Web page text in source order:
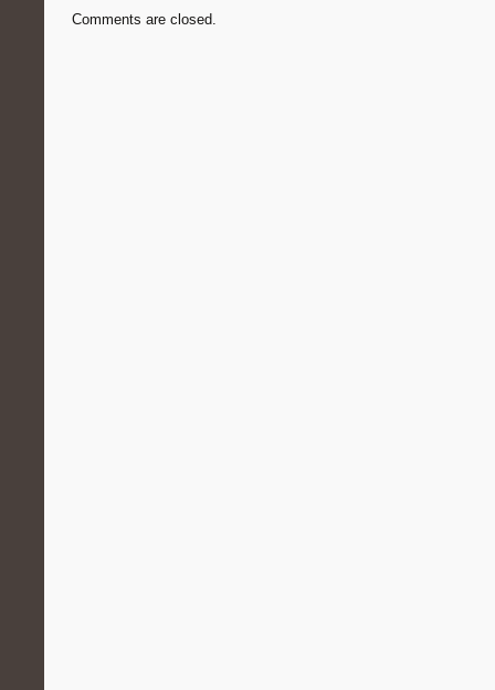
Comments are closed.